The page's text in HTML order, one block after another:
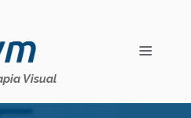
Visual
MENÚ